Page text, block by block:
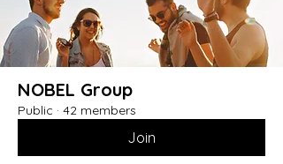
NOBEL Group
Public · 42 members
Join